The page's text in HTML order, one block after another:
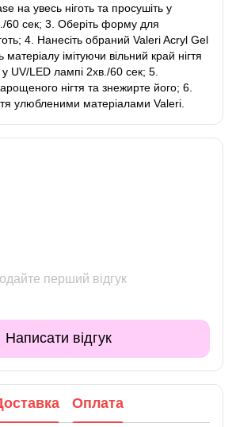
на увесь ніготь та просушіть у
60 сек; 3. Оберіть форму для
4. Нанесіть обраний Valeri Acryl Gel
матеріалу імітуючи вільний край нігтя
UV/LED лампі 2хв./60 сек; 5.
нігтя та знежирте його; 6.
улюбленими матеріалами Valeri.
перший відгук
Написати відгук
Оплата